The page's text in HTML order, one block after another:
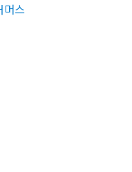
머스